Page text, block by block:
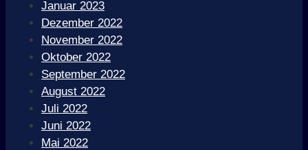
Januar 2023
Dezember 2022
November 2022
Oktober 2022
September 2022
August 2022
Juli 2022
Juni 2022
Mai 2022